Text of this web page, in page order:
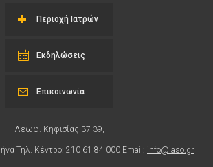
Περιοχή Ιατρών
Εκδηλώσεις
Λεωφ. Κηφισίας 37-39,
Τηλ. Κέντρο: 210 61 84 000 Email: info@iaso.gr
Επικοινωνία